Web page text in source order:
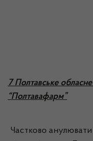
7 Полтавське
“Полтавафарм”
Частково